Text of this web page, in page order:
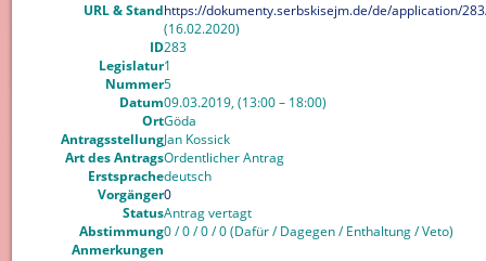
URL & Standhttps://dokumenty.serbskisejm.de/de/application/
(16.02.2020)
ID283
Legislatur1
Nummer5
Datum09.03.2019, (13:00 – 18:00)
OrtGöda
AntragsstellungJan Kossick
Art des AntragsOrdentlicher Antrag
Erstsprachedeutsch
Vorgänger0
StatusAntrag vertagt
Abstimmung0 / 0 / 0 / 0 (Dafür / Dagegen / Enthaltung / Veto)
Anmerkungen